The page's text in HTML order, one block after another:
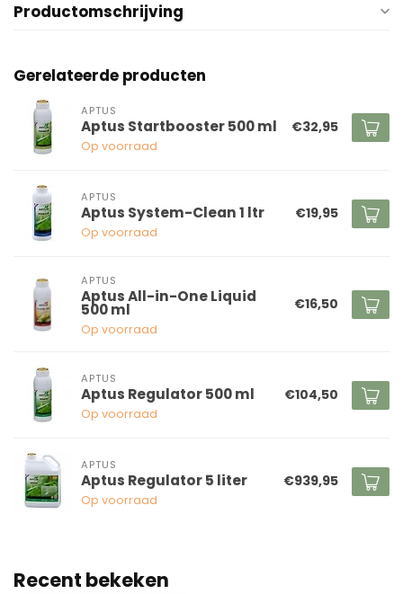
Productomschrijving
Gerelateerde producten
APTUS
Aptus Startbooster 500 ml
Op voorraad
€32,95
APTUS
Aptus System-Clean 1 ltr
Op voorraad
€19,95
APTUS
Aptus All-in-One Liquid
500 ml
Op voorraad
€16,50
APTUS
Aptus Regulator 500 ml
Op voorraad
€104,50
APTUS
Aptus Regulator 5 liter
Op voorraad
€939,95
Recent bekeken